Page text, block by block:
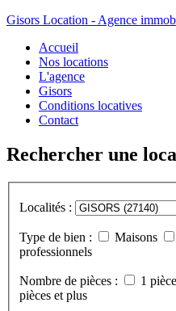
Gisors Location - Agence
Accueil
Nos locations
L'agence
Gisors
Conditions locatives
Contact
Rechercher une
Localités :
Type de bien : Maisons
professionnels
Nombre de pièces : 1 pièce
pièces et plus